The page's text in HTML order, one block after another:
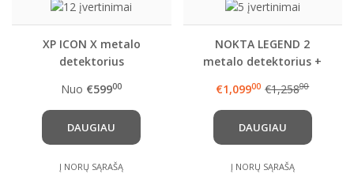
XP ICON X metalo
detektorius
Nuo €59900
DAUGIAU
Į NORŲ SĄRAŠĄ
NOKTA LEGEND 2
metalo detektorius +
DOVANA!
€1,09900 €1,25800
DAUGIAU
Į NORŲ SĄRAŠĄ